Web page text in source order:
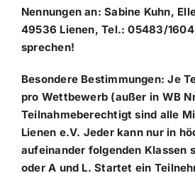
Nennungen an: Sabine Kuhn,
49536 Lienen, Tel.: 05483/
sprechen!
Besondere Bestimmungen: Je
pro Wettbewerb (außer in WB
Teilnahmeberechtigt sind alle
Lienen e.V. Jeder kann nur in
aufeinander folgenden Klassen
oder A und L. Startet ein